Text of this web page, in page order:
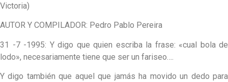
Victoria)
AUTOR Y COMPILADOR: Pedro Pablo Pereira
31 -7 -1995: Y digo que quien escriba la frase: «cual bola de
lodo», necesariamente tiene que ser un fariseo….
Y digo también que aquel que jamás ha movido un dedo para